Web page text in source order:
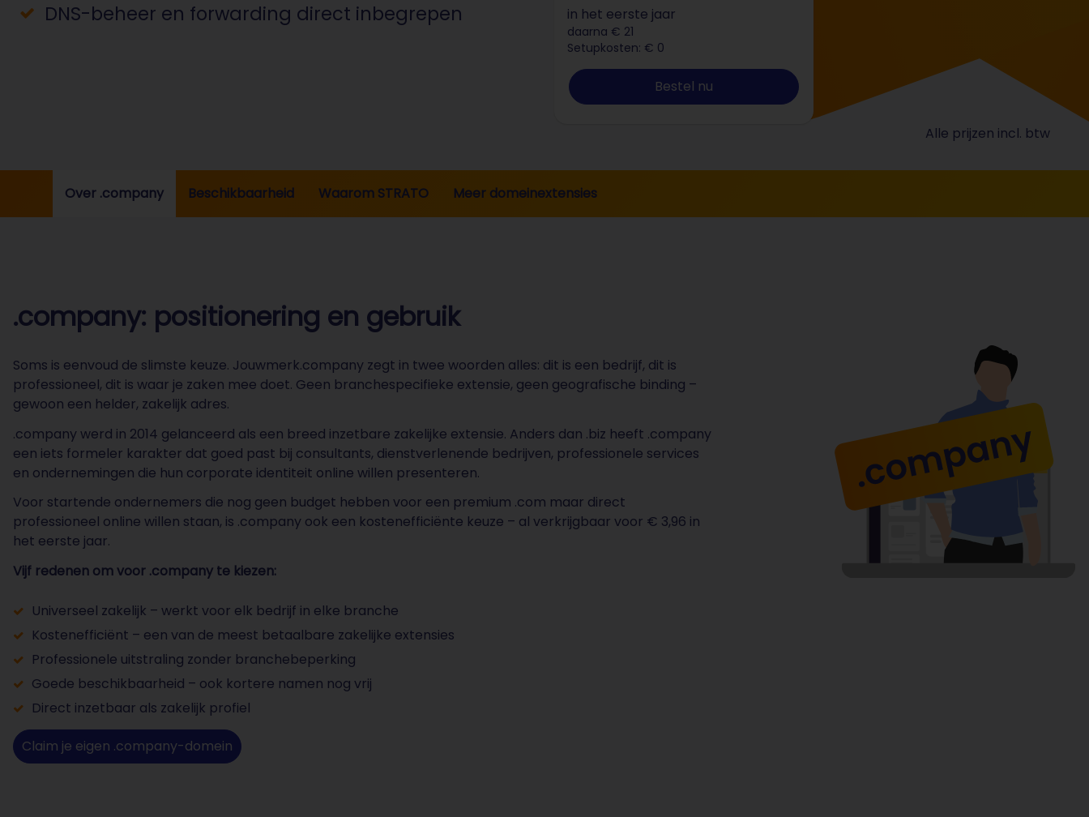
DNS-beheer en forwarding direct inbegrepen
in het eerste jaar
daarna € 21
Setupkosten: € 0
Bestel nu
Alle prijzen incl. btw
Over .company Beschikbaarheid Waarom STRATO Meer domeinextensies
.company: positionering en gebruik
Soms is eenvoud de slimste keuze. Jouwmerk.company zegt in twee woorden alles: dit is een bedrijf, dit is
professioneel, dit is waar je zaken mee doet. Geen branchespecifieke extensie, geen geografische binding –
gewoon een helder, zakelijk adres.
.company werd in 2014 gelanceerd als een breed inzetbare zakelijke extensie. Anders dan .biz heeft .company
een iets formeler karakter dat goed past bij consultants, dienstverlenende bedrijven, professionele services
en ondernemingen die hun corporate identiteit online willen presenteren.
Voor startende ondernemers die nog geen budget hebben voor een premium .com maar direct
professioneel online willen staan, is .company ook een kostenefficiënte keuze – al verkrijgbaar voor € 3,96 in
het eerste jaar.
Vijf redenen om voor .company te kiezen:
Universeel zakelijk – werkt voor elk bedrijf in elke branche
Kostenefficiënt – een van de meest betaalbare zakelijke extensies
Professionele uitstraling zonder branchebeperking
Goede beschikbaarheid – ook kortere namen nog vrij
Direct inzetbaar als zakelijk profiel
Claim je eigen .company-domein